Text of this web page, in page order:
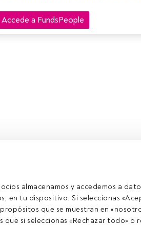
almacenamos y accedemos a
en tu dispositivo. Si seleccionas
que se muestran en
si seleccionas «Rechazar todo» o
Accede a FundsPeople